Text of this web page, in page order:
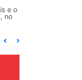
e o
no